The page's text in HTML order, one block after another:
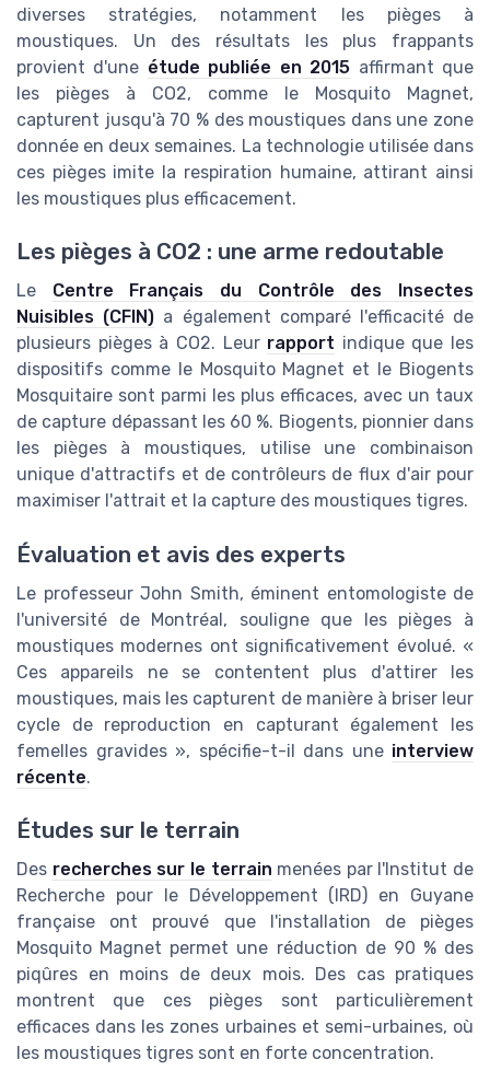
diverses stratégies, notamment les pièges à
moustiques. Un des résultats les plus frappants
provient d'une étude publiée en 2015 affirmant que
les pièges à CO2, comme le Mosquito Magnet,
capturent jusqu'à 70 % des moustiques dans une zone
donnée en deux semaines. La technologie utilisée dans
ces pièges imite la respiration humaine, attirant ainsi
les moustiques plus efficacement.
Les pièges à CO2 : une arme redoutable
Le Centre Français du Contrôle des Insectes
Nuisibles (CFIN) a également comparé l'efficacité de
plusieurs pièges à CO2. Leur rapport indique que les
dispositifs comme le Mosquito Magnet et le Biogents
Mosquitaire sont parmi les plus efficaces, avec un taux
de capture dépassant les 60 %. Biogents, pionnier dans
les pièges à moustiques, utilise une combinaison
unique d'attractifs et de contrôleurs de flux d'air pour
maximiser l'attrait et la capture des moustiques tigres.
Évaluation et avis des experts
Le professeur John Smith, éminent entomologiste de
l'université de Montréal, souligne que les pièges à
moustiques modernes ont significativement évolué. «
Ces appareils ne se contentent plus d'attirer les
moustiques, mais les capturent de manière à briser leur
cycle de reproduction en capturant également les
femelles gravides », spécifie-t-il dans une interview
récente.
Études sur le terrain
Des recherches sur le terrain menées par l'Institut de
Recherche pour le Développement (IRD) en Guyane
française ont prouvé que l'installation de pièges
Mosquito Magnet permet une réduction de 90 % des
piqûres en moins de deux mois. Des cas pratiques
montrent que ces pièges sont particulièrement
efficaces dans les zones urbaines et semi-urbaines, où
les moustiques tigres sont en forte concentration.